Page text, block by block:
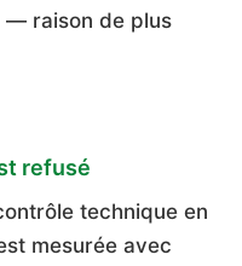
— raison de plus
refusé
technique en
mesurée avec